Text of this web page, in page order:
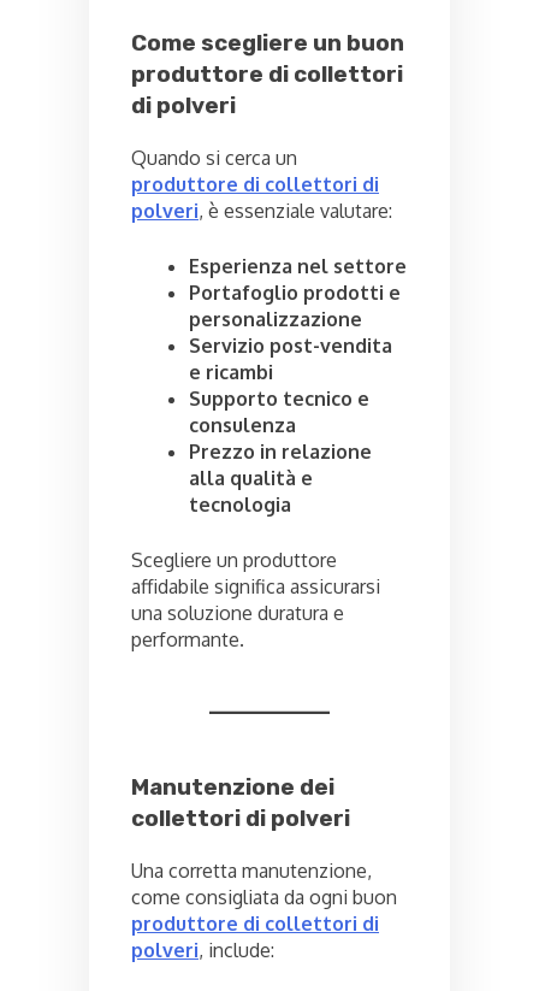
Come scegliere un buon
produttore di collettori
di polveri
Quando si cerca un
produttore di collettori di
polveri, è essenziale valutare:
Esperienza nel settore
Portafoglio prodotti e
personalizzazione
Servizio post-vendita
e ricambi
Supporto tecnico e
consulenza
Prezzo in relazione
alla qualità e
tecnologia
Scegliere un produttore
affidabile significa assicurarsi
una soluzione duratura e
performante.
Manutenzione dei
collettori di polveri
Una corretta manutenzione,
come consigliata da ogni buon
produttore di collettori di
polveri, include: